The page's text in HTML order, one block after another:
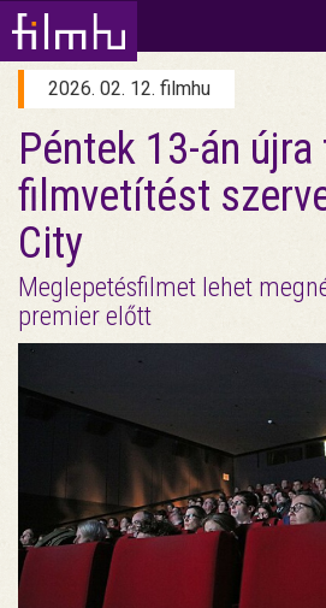
2026. 02. 12. filmhu
Péntek 13-án
filmvetítést
City
Meglepetésfilmet lehet
premier előtt